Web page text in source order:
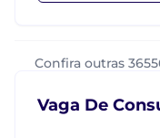
Confira outras
Vaga De